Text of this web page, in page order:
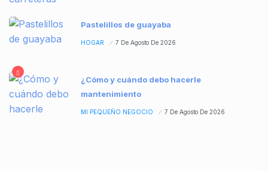
Pastelillos de guayaba
HOGAR 7 De Agosto De 2026
¿Cómo y cuándo debo hacerle
mantenimiento
MI PEQUEÑO NEGOCIO 7 De Agosto De 2026